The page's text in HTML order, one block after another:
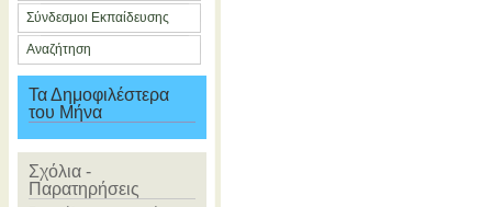
Σύνδεσμοι Εκπαίδευσης
Αναζήτηση
Τα Δημοφιλέστερα
του Μήνα
Σχόλια -
Παρατηρήσεις